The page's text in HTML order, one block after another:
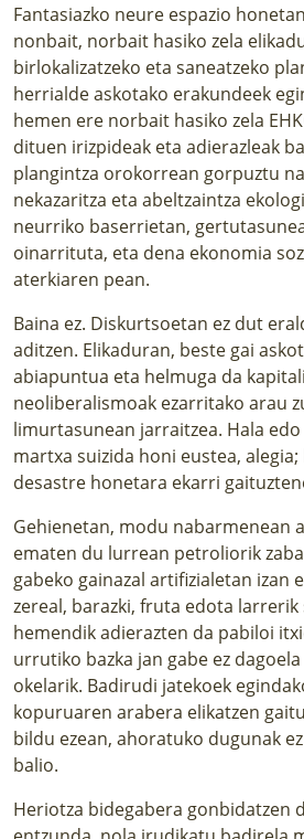
Fantasiazko neure espazio
nonbait, norbait hasiko zela
birlokalizatzeko eta saneatzeko
herrialde askotako erakundeek
hemen ere norbait hasiko zela
dituen irizpideak eta adierazleak
plangintza orokorrean gorpuztu
nekazaritza eta abeltzaintza
neurriko baserrietan,
oinarrituta, eta dena ekonomia
aterkiaren pean.
Baina ez. Diskurtsoetan ez dut
aditzen. Elikaduran, beste gai
abiapuntua eta helmuga da
neoliberalismoak ezarritako arau
limurtasunean jarraitzea. Hala
martxa suizida honi eustea,
desastre honetara ekarri
Gehienetan, modu nabarmenean
ematen du lurrean petroliorik
gabeko gainazal artifizialetan izan
zereal, barazki, fruta edota
hemendik adierazten da pabiloi
urrutiko bazka jan gabe ez
okelarik. Badirudi jatekoek
kopuruaren arabera elikatzen
bildu ezean, ahoratuko dugunak
balio.
Heriotza bidegabera gonbidatzen